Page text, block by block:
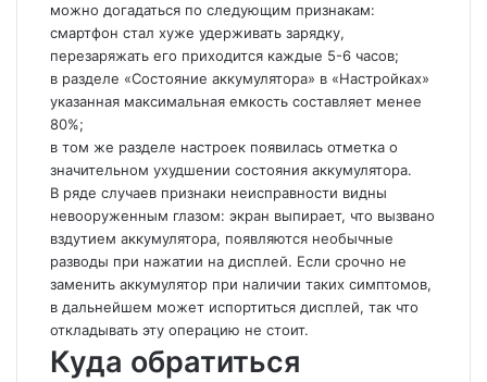
можно догадаться по следующим признакам:
смартфон стал хуже удерживать зарядку,
перезаряжать его приходится каждые 5-6 часов;
в разделе «Состояние аккумулятора» в «Настройках»
указанная максимальная емкость составляет менее
80%;
в том же разделе настроек появилась отметка о
значительном ухудшении состояния аккумулятора.
В ряде случаев признаки неисправности видны
невооруженным глазом: экран выпирает, что вызвано
вздутием аккумулятора, появляются необычные
разводы при нажатии на дисплей. Если срочно не
заменить аккумулятор при наличии таких симптомов,
в дальнейшем может испортиться дисплей, так что
откладывать эту операцию не стоит.
Куда обратиться